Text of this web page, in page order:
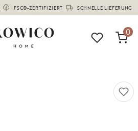
FSC®-ZERTIFIZIERT SCHNELLE LIEFERUNG
(1682)
0